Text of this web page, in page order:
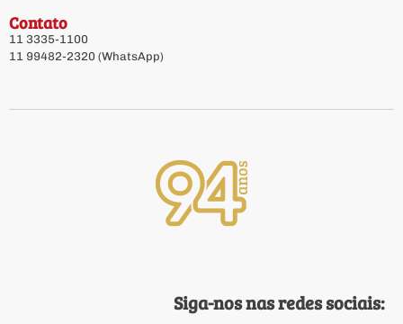
Contato
11 3335-1100
11 99482-2320 (WhatsApp)
Siga-nos nas redes sociais: